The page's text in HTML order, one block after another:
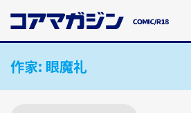
ン
作家: 眼魔礼